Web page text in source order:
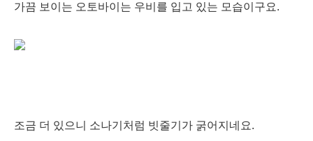
가끔 보이는 오토바이는 우비를 입고 있는 모습이구요.
조금 더 있으니 소나기처럼 빗줄기가 굵어지네요.